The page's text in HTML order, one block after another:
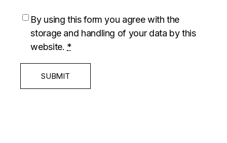
By using this form you agree with the
storage and handling of your data by this
website. *
SUBMIT